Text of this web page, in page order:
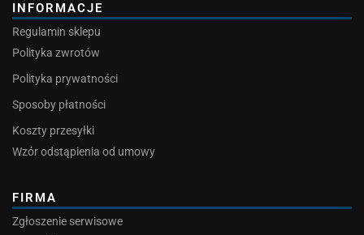
INFORMACJE
Regulamin sklepu
Polityka zwrotów
Polityka prywatności
Sposoby płatności
Koszty przesyłki
Wzór odstąpienia od umowy
FIRMA
Zgłoszenie serwisowe